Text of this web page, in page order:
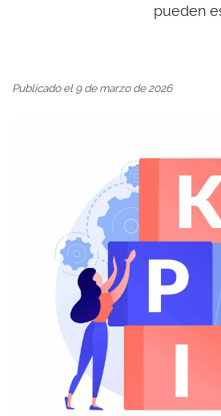
pueden
Publicado el 9 de marzo de 2026